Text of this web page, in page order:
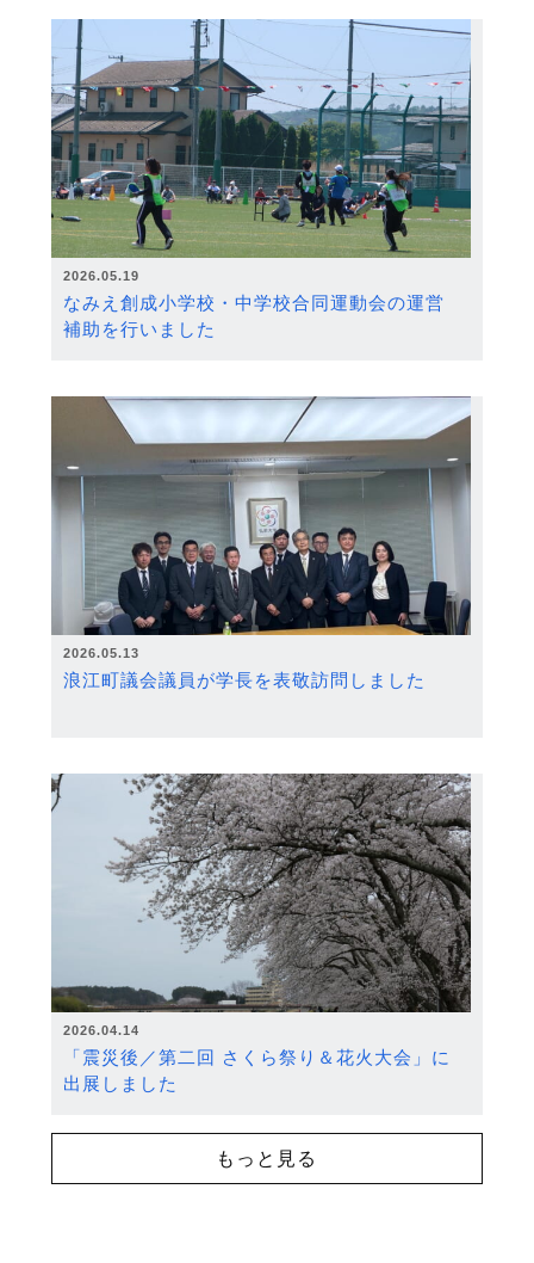
2026.05.19
なみえ創成小学校・中学校合同運動会の運営
補助を行いました
2026.05.13
浪江町議会議員が学長を表敬訪問しました
2026.04.14
「震災後／第二回 さくら祭り＆花火大会」に
出展しました
もっと見る